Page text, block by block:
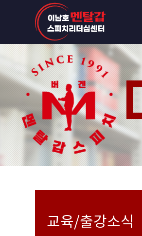
교육/출강소식